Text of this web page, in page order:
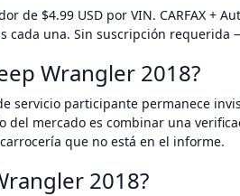
de $4.99 USD por VIN. CARFAX +
cada una. Sin suscripción requerida
Wrangler 2018?
participante permanece
mercado es combinar una
que no está en el informe.
2018?